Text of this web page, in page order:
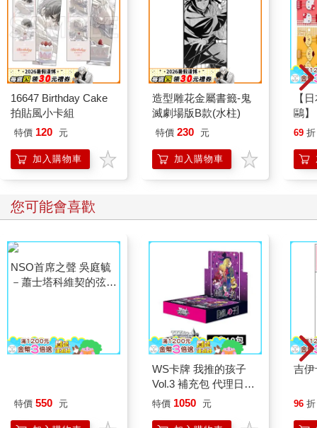
而去，並且很快地便包覆到狂戰士單邊的翅翼之上。
當狂戰士的翅翼遭到急速冰凍時，彼此交錯覆蓋、用些微角度變
化調整氣流的翼片上立刻凝結出大量冰粒，使翅翼頓時喪失作
用。狂戰士俯衝攻擊的滑翔姿態瞬間失衡，而以高速墜向地表。
落地瞬間，遭到凍結的右翼就像是被冬霜包覆了的葉片那般，立
刻斷裂成數十個碎片，而機體本身則持續在如茵的坡面上拖行，
沿途還撞斷了兩根樹幹，最後才終於被第三棵樹木擋了下來。狂
戰士的長炳戎斧已然散落在不遠處，鎖鏈劍更已殘破不堪地皺成
一團。
「蒂兒！」方才起身的奎利昂駕駛艙內，莎良目睹這番景象，擔
跳到了冰龍尤里薩與墜地的狂戰士之間，透過奎利昂的擴音器吼
「……」然而，回應他的，只有山腰上呼嘯而過的風聲。
「重摔至此，亞蘭梅德駕駛恐命危矣。」
冰龍冷血地道：「即使一息尚存，恐怕也挺不過又一次的『百萬
年酷寒冰川』吐息。」語畢，冰龍尤里薩尾部的錐狀晶體再度閃
爍起魔力的光暈、並朝著身軀前端一路亮起，顯然正在醞釀又一
這句話頓時讓莎良整個怒火中燒，於是他讓奎利昂一躍來到倒地
16647 Birthday Cake
拍貼風小卡組
特價 120 元
加入購物車
造型雕花金屬書籤-鬼
滅劇場版B款(水柱)
特價 230 元
加入購物車
【
鷗
(8款
企鵝
69 折
您可能會喜歡
2CD
特價 550 元
WS卡牌 我推的孩子
Vol.3 補充包 代理日文
版（一盒）
特價 1050 元
吉
96 折